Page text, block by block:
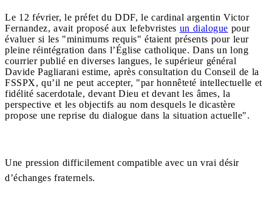
Le 12 février, le préfet du DDF, le cardinal argentin Victor
Fernandez, avait proposé aux lefebvristes un dialogue pour
évaluer si les "minimums requis" étaient présents pour leur
pleine réintégration dans l’Église catholique. Dans un long
courrier publié en diverses langues, le supérieur général
Davide Pagliarani estime, après consultation du Conseil de la
FSSPX, qu’il ne peut accepter, "par honnêteté intellectuelle et
fidélité sacerdotale, devant Dieu et devant les âmes, la
perspective et les objectifs au nom desquels le dicastère
propose une reprise du dialogue dans la situation actuelle".
Une pression difficilement compatible avec un vrai désir
d’échanges fraternels.